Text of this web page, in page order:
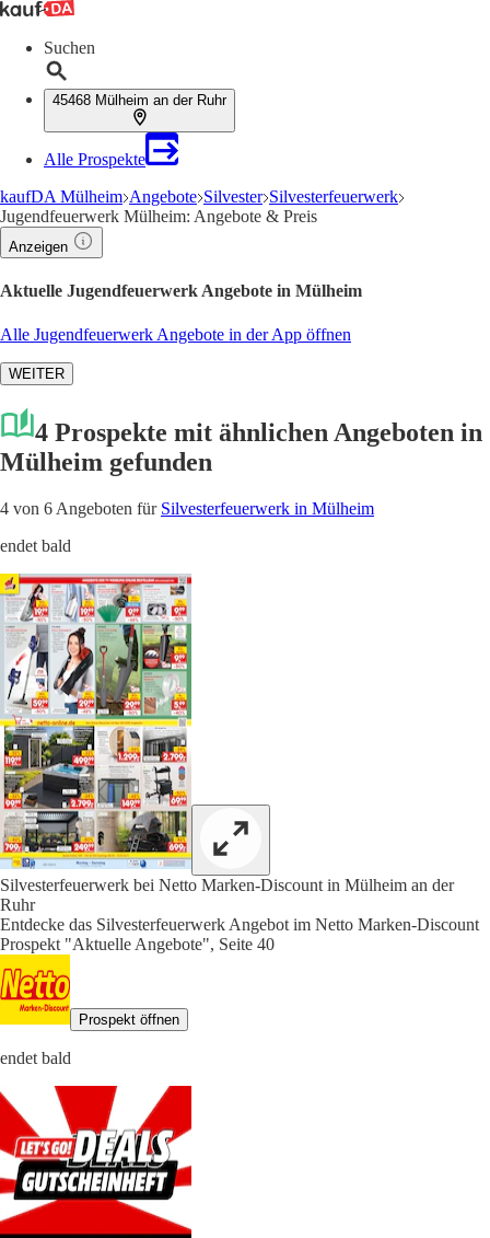
Suchen
45468 Mülheim an der Ruhr
Alle Prospekte
kaufDA Mülheim Angebote Silvester Silvesterfeuerwerk
Jugendfeuerwerk Mülheim: Angebote & Preis
Anzeigen
Aktuelle Jugendfeuerwerk Angebote in Mülheim
Alle Jugendfeuerwerk Angebote in der App öffnen
WEITER
4 Prospekte mit ähnlichen Angeboten in
Mülheim gefunden
4 von 6 Angeboten für Silvesterfeuerwerk in Mülheim
endet bald
Silvesterfeuerwerk bei Netto Marken-Discount in Mülheim an der
Ruhr
Entdecke das Silvesterfeuerwerk Angebot im Netto Marken-Discount
Prospekt "Aktuelle Angebote", Seite 40
Prospekt öffnen
endet bald